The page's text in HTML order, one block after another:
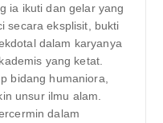
ia ikuti dan gelar yang
secara eksplisit, bukti
dalam karyanya
yang ketat.
bidang humaniora,
unsur ilmu alam.
dalam